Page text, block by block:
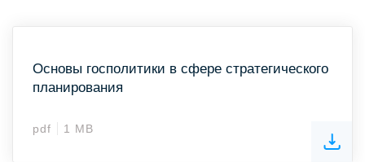
Основы госполитики в сфере стратегического
планирования
pdf 1 MB